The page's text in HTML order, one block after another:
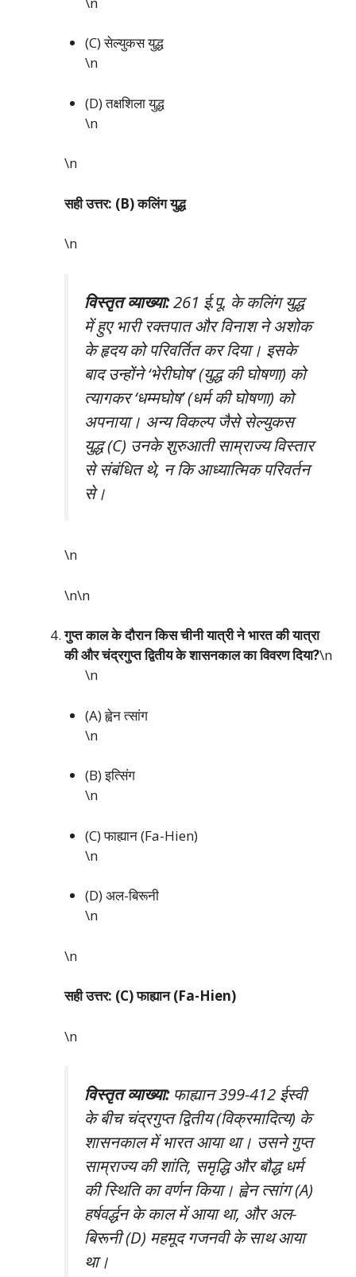
(C) सेल्युकस युद्ध
\n
(D) तक्षशिला युद्ध
\n
\n
सही उत्तर: (B) कलिंग युद्ध
\n
विस्तृत व्याख्या:261 ई.पू. के कलिंग युद्ध
में हुए भारी रक्तपात और विनाश ने अशोक
के हृदय को परिवर्तित कर दिया। इसके
बाद उन्होंने ‘भेरीघोष’ (युद्ध की घोषणा) को
त्यागकर ‘धम्मघोष’ (धर्म की घोषणा) को
अपनाया। अन्य विकल्प जैसे सेल्युकस
युद्ध (C) उनके शुरुआती साम्राज्य विस्तार
से संबंधित थे, न कि आध्यात्मिक परिवर्तन
से।
\n
\n\n
गुप्त काल के दौरान किस चीनी यात्री ने भारत की यात्रा
की और चंद्रगुप्त द्वितीय के शासनकाल का विवरण दिया?\n
\n
(A) ह्वेन त्सांग
\n
(B) इत्सिंग
\n
(C) फाह्यान (Fa-Hien)
\n
(D) अल-बिरूनी
\n
\n
सही उत्तर: (C) फाह्यान (Fa-Hien)
\n
विस्तृत व्याख्या:फाह्यान 399-412 ईस्वी
के बीच चंद्रगुप्त द्वितीय (विक्रमादित्य) के
शासनकाल में भारत आया था। उसने गुप्त
साम्राज्य की शांति, समृद्धि और बौद्ध धर्म
की स्थिति का वर्णन किया। ह्वेन त्सांग (A)
हर्षवर्द्धन के काल में आया था, और अल-
बिरूनी (D) महमूद गजनवी के साथ आया
था।